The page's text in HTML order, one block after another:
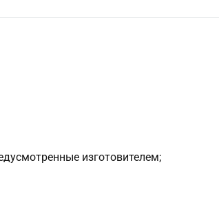
изготовителем;